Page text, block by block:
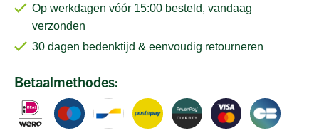
Op werkdagen vóór 15:00 besteld, vandaag
verzonden
30 dagen bedenktijd & eenvoudig retourneren
Betaalmethodes: